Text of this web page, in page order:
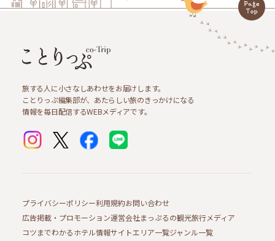
旅する人に小さなしあわせをお届けします。
ことりっぷ編集部が、あたらしい旅のきっかけになる
情報を毎日配信するWEBメディアです。
プライバシーポリシー利用規約お問い合わせ
広告掲載・プロモーション運営会社まっぷるの観光旅行メディア
コツまでわかるホテル情報サイトエリア一覧ジャンル一覧